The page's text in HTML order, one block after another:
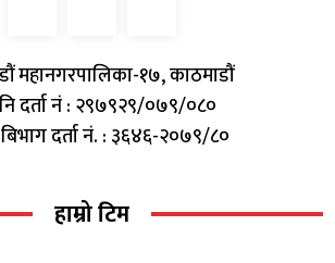
महानगरपालिका-१७, काठमाडौं
दर्ता नं : २९७९२९/०७९/०८०
दर्ता नं. : ३६४६-२०७९/८०
हाम्रो टिम